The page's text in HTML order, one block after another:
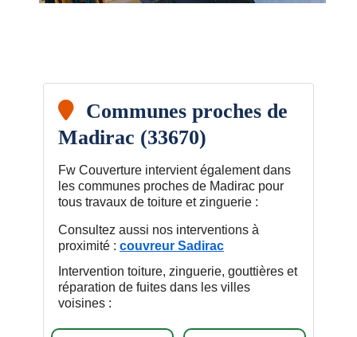
Communes proches de
Madirac (33670)
Fw Couverture intervient également dans
les communes proches de Madirac pour
tous travaux de toiture et zinguerie :
Consultez aussi nos interventions à
proximité : couvreur Sadirac
Intervention toiture, zinguerie, gouttières et
réparation de fuites dans les villes
voisines :